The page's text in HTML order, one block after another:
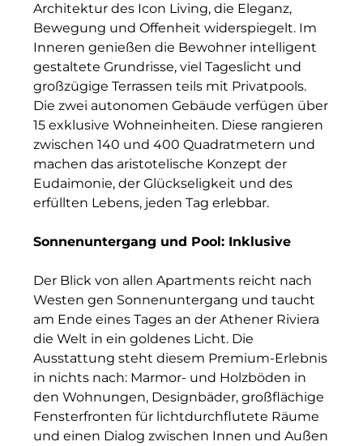
Quartier am Bahnhof Taufkirchen
R&S Immobilienmanagement GmbH
RE/MAX Germany
Rock Capital Group
Scoperty
Scrivo Communications
Timber Factory
UBM Development
The Q
The Scandinavian Ensemble
The Stack
Architektur des Icon Living, die Eleganz,
Bewegung und Offenheit widerspiegelt. Im
Inneren genießen die Bewohner intelligent
gestaltete Grundrisse, viel Tageslicht und
großzügige Terrassen teils mit Privatpools.
Die zwei autonomen Gebäude verfügen über
15 exklusive Wohneinheiten. Diese rangieren
zwischen 140 und 400 Quadratmetern und
machen das aristotelische Konzept der
Eudaimonie, der Glückseligkeit und des
erfüllten Lebens, jeden Tag erlebbar.
Sonnenuntergang und Pool: Inklusive
Der Blick von allen Apartments reicht nach
Westen gen Sonnenuntergang und taucht
am Ende eines Tages an der Athener Riviera
die Welt in ein goldenes Licht. Die
Ausstattung steht diesem Premium-Erlebnis
in nichts nach: Marmor- und Holzböden in
den Wohnungen, Designbäder, großflächige
Fensterfronten für lichtdurchflutete Räume
und einen Dialog zwischen Innen und Außen